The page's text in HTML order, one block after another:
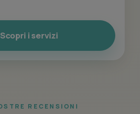
Scopri i servizi
RECENSIONI